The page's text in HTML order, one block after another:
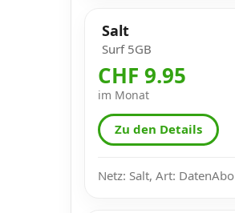
Salt
Surf 5GB
CHF 9.95
im Monat
Zu den Details
Netz: Salt, Art: DatenAbo